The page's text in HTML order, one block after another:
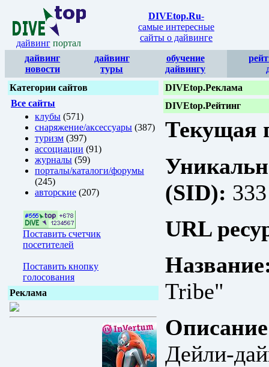
дайвинг портал
DIVEtop.Ru-
самые интересные
сайты о дайвинге
дайвинг
новости
дайвинг
туры
обучение
дайвингу
Категории сайтов
Все сайты
клубы (571)
снаряжение/аксессуары (387)
туризм (397)
ассоциации (91)
журналы (59)
порталы/каталоги/форумы
(245)
авторские (207)
Поставить счетчик
посетителей
Поставить кнопку
голосования
Реклама
DIVEtop.Реклама
DIVEtop.Рейтинг
Текущая
(SID): 333
URL
Tribe"
Дейли-